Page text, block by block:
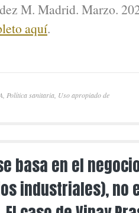
M. Madrid. Marzo.
aquí.
Política sanitaria Uso apropiado de
basa en el
industriales), no